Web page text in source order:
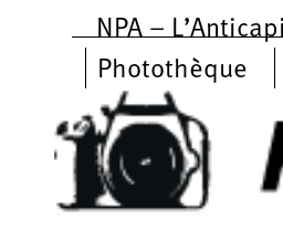
Aller au contenu
NPA –
Photothèque